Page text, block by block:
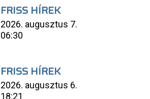
FRISS HÍREK
2026. augusztus 7.
06:30
FRISS HÍREK
2026. augusztus 6.
18:21